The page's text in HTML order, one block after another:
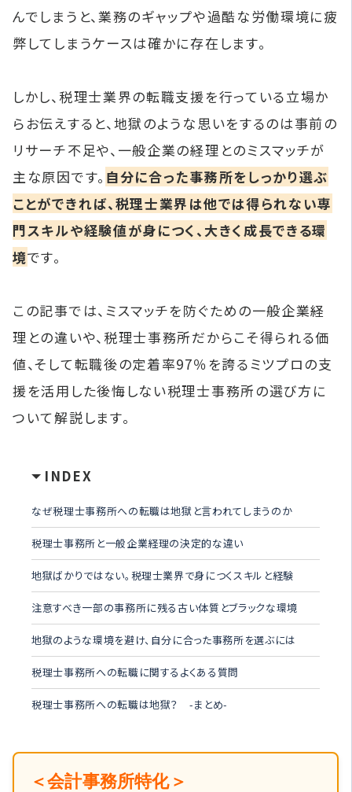
んでしまうと、業務のギャップや過酷な労働環境に疲
弊してしまうケースは確かに存在します。
しかし、税理士業界の転職支援を行っている立場か
らお伝えすると、地獄のような思いをするのは事前の
リサーチ不足や、一般企業の経理とのミスマッチが
主な原因です。 自分に合った事務所をしっかり選ぶ
ことができれば、税理士業界は他では得られない専
門スキルや経験値が身につく、大きく成長できる環
境です。
この記事では、ミスマッチを防ぐための一般企業経
理との違いや、税理士事務所だからこそ得られる価
値、そして転職後の定着率97％を誇るミツプロの支
援を活用した後悔しない税理士事務所の選び方に
ついて解説します。
INDEX
なぜ税理士事務所への転職は地獄と言われてしまうのか
税理士事務所と一般企業経理の決定的な違い
地獄ばかりではない。税理士業界で身につくスキルと経験
注意すべき一部の事務所に残る古い体質とブラックな環境
地獄のような環境を避け、自分に合った事務所を選ぶには
税理士事務所への転職に関するよくある質問
税理士事務所への転職は地獄？ -まとめ-
＜会計事務所特化＞